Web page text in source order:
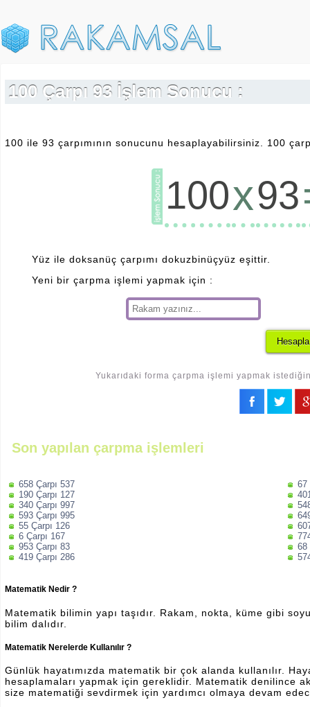
100 Çarpı 93 İşlem Sonucu :
100 ile 93 çarpımının sonucunu hesaplayabilirsiniz. 100
100x93
Yüz ile doksanüç çarpımı dokuzbinüçyüz eşittir.
Yeni bir çarpma işlemi yapmak için :
Yukarıdaki forma çarpma işlemi yapmak
Son yapılan çarpma işlemleri
658 Çarpı 537
190 Çarpı 127
340 Çarpı 997
593 Çarpı 995
55 Çarpı 126
6 Çarpı 167
953 Çarpı 83
419 Çarpı 286
67
68
Matematik Nedir ?
Matematik bilimin yapı taşıdır. Rakam, nokta, küme gibi
bilim dalıdır.
Matematik Nerelerde Kullanılır ?
Günlük hayatımızda matematik bir çok alanda kullanılır.
hesaplamaları yapmak için gereklidir. Matematik denilince
size matematiği sevdirmek için yardımcı olmaya devam